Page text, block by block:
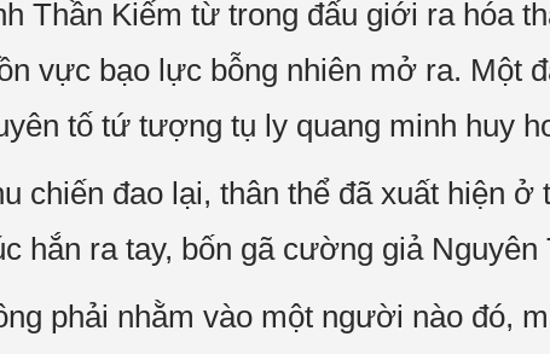
Thần Kiếm từ trong đấu giới ra hóa
vực bạo lực bỗng nhiên mở ra. Một
tố tứ tượng tụ ly quang minh huy
chiến đao lại, thân thể đã xuất hiện
hắn ra tay, bốn gã cường giả
phải nhằm vào một người nào đó,